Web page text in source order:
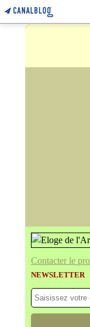
Contacter le
NEWSLETTER